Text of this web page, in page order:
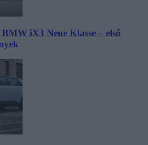
iX3 Neue Klasse – első